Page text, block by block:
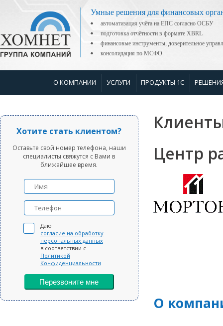
Умные решения для финансовых
автоматизация учёта на ЕПС согласно ОСБУ
подготовка отчётности в формате XBRL
финансовые инструменты, доверительное
консолидация по МСФО
О КОМПАНИИ УСЛУГИ ПРОДУКТЫ 1С
Хотите стать клиентом?
Оставьте свой номер телефона, наши
специалисты свяжутся с Вами в
ближайшее время.
Даю
согласие на обработку
персональных данных
в соответствии с
Политикой
Конфиденциальности
Перезвоните мне
Центр
О